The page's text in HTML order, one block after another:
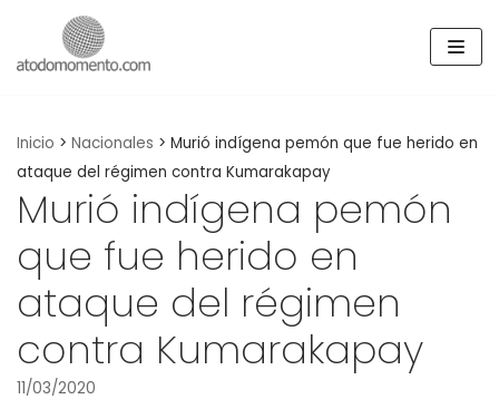
Skip
Inicio > Nacionales > Murió indígena pemón que fue herido en
ataque del régimen contra Kumarakapay
Murió indígena pemón
que fue herido en
ataque del régimen
contra Kumarakapay
11/03/2020